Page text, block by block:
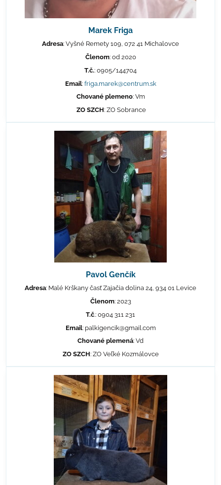
Marek Friga
Adresa: Vyšné Remety 109, 072 41 Michalovce
Členom: od 2020
T.č.: 0905/144704
Email: friga.marek@centrum.sk
Chované plemeno: Vm
ZO SZCH: ZO Sobrance
Pavol Genčík
Adresa: Malé Krškany časť Zajačia dolina 24, 934 01 Levice
Členom: 2023
T.č.: 0904 311 231
Email: palkigencik@gmail.com
Chované plemená: Vd
ZO SZCH: ZO Veľké Kozmálovce